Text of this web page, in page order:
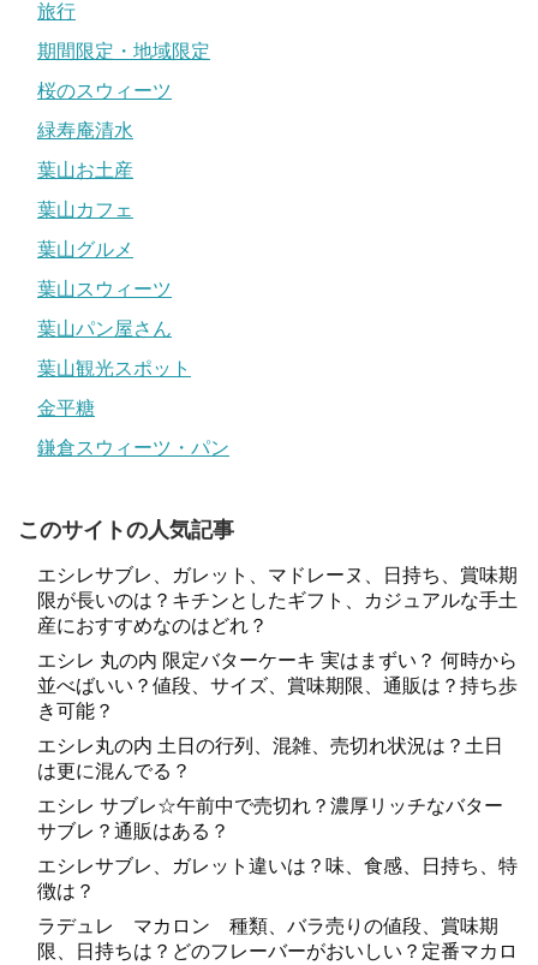
旅行
期間限定・地域限定
桜のスウィーツ
緑寿庵清水
葉山お土産
葉山カフェ
葉山グルメ
葉山スウィーツ
葉山パン屋さん
葉山観光スポット
金平糖
鎌倉スウィーツ・パン
このサイトの人気記事
エシレサブレ、ガレット、マドレーヌ、日持ち、賞味期
限が長いのは？キチンとしたギフト、カジュアルな手土
産におすすめなのはどれ？
エシレ 丸の内 限定バターケーキ 実はまずい？ 何時から
並べばいい？値段、サイズ、賞味期限、通販は？持ち歩
き可能？
エシレ丸の内 土日の行列、混雑、売切れ状況は？土日
は更に混んでる？
エシレ サブレ☆午前中で売切れ？濃厚リッチなバター
サブレ？通販はある？
エシレサブレ、ガレット違いは？味、食感、日持ち、特
徴は？
ラデュレ マカロン 種類、バラ売りの値段、賞味期
限、日持ちは？どのフレーバーがおいしい？定番マカロ